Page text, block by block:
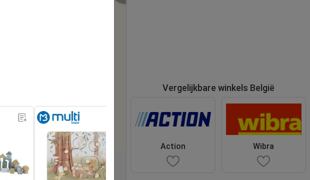
Vergelijkbare winkels België
Action Wibra